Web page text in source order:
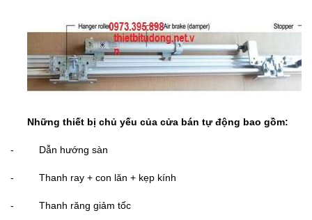
Những thiết bị chủ yếu của cửa bán tự động bao gồm:
- Dẫn hướng sàn
- Thanh ray + con lăn + kẹp kính
- Thanh răng giảm tốc